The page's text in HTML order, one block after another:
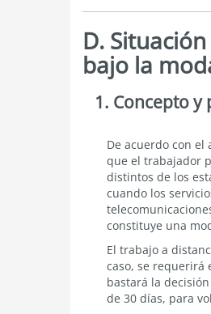
D.
bajo la
Situación
de
trabajadores
desempeñan
bajo
modalidad
trabajo
distancia
teletrabajo
1. Concepto
Concepto
y
principales
características
del
trabajo
a
De acuerdo con
que el trabajador
distintos de los
cuando los
constituye una
El trabajo a
caso, se requerirá
bastará la
de 30 días, para